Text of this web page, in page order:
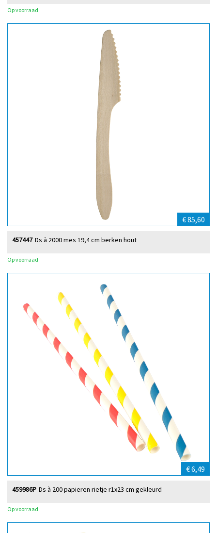
Op voorraad
€ 85,60
Ds à 2000 mes 19,4 cm berken hout
457447
Op voorraad
€ 6,49
Ds à 200 papieren rietje r1x23 cm gekleurd
459986P
Op voorraad